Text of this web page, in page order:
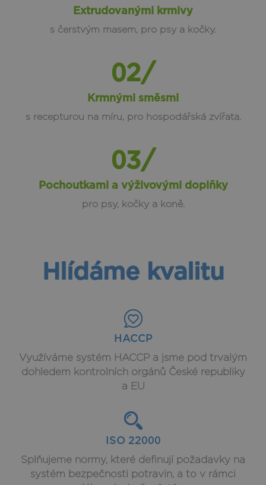
Extrudovanými krmivy
s čerstvým masem, pro psy a kočky.
02/
Krmnými směsmi
s recepturou na míru, pro hospodářská zvířata.
03/
Pochoutkami a výživovými doplňky
pro psy, kočky a koně.
Hlídáme kvalitu
HACCP
Využíváme systém HACCP a jsme pod trvalým
dohledem kontrolních orgánů České republiky
a EU
ISO 22000
Splňujeme normy, které definují požadavky na
systém bezpečnosti potravin, a to v rámci